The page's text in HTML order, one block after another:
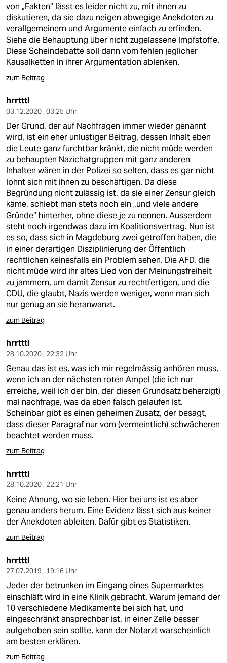
von „Fakten“ lässt es leider nicht zu, mit ihnen zu
diskutieren, da sie dazu neigen abwegige Anekdoten zu
verallgemeinern und Argumente einfach zu erfinden.
Siehe die Behauptung über nicht zugelassene Impfstoffe.
Diese Scheindebatte soll dann vom fehlen jeglicher
Kausalketten in ihrer Argumentation ablenken.
zum Beitrag
hrrtttl
03.12.2020 , 03:25 Uhr
Der Grund, der auf Nachfragen immer wieder genannt
wird, ist ein eher unlustiger Beitrag, dessen Inhalt eben
die Leute ganz furchtbar kränkt, die nicht müde werden
zu behaupten Nazichatgruppen mit ganz anderen
Inhalten wären in der Polizei so selten, dass es gar nicht
lohnt sich mit ihnen zu beschäftigen. Da diese
Begründung nicht zulässig ist, da sie einer Zensur gleich
käme, schiebt man stets noch ein „und viele andere
Gründe“ hinterher, ohne diese je zu nennen. Ausserdem
steht noch irgendwas dazu im Koalitionsvertrag. Nun ist
es so, dass sich in Magdeburg zwei getroffen haben, die
in einer derartigen Disziplinierung der Öffentlich
rechtlichen keinesfalls ein Problem sehen. Die AFD, die
nicht müde wird ihr altes Lied von der Meinungsfreiheit
zu jammern, um damit Zensur zu rechtfertigen, und die
CDU, die glaubt, Nazis werden weniger, wenn man sich
nur genug an sie heranwanzt.
zum Beitrag
hrrtttl
28.10.2020 , 22:32 Uhr
Genau das ist es, was ich mir regelmässig anhören muss,
wenn ich an der nächsten roten Ampel (die ich nur
erreiche, weil ich der bin, der diesen Grundsatz beherzigt)
mal nachfrage, was da eben falsch gelaufen ist.
Scheinbar gibt es einen geheimen Zusatz, der besagt,
dass dieser Paragraf nur vom (vermeintlich) schwächeren
beachtet werden muss.
zum Beitrag
hrrtttl
28.10.2020 , 22:21 Uhr
Keine Ahnung, wo sie leben. Hier bei uns ist es aber
genau anders herum. Eine Evidenz lässt sich aus keiner
der Anekdoten ableiten. Dafür gibt es Statistiken.
zum Beitrag
hrrtttl
27.07.2019 , 19:16 Uhr
Jeder der betrunken im Eingang eines Supermarktes
einschläft wird in eine Klinik gebracht. Warum jemand der
10 verschiedene Medikamente bei sich hat, und
eingeschränkt ansprechbar ist, in einer Zelle besser
aufgehoben sein sollte, kann der Notarzt warscheinlich
am besten erklären.
zum Beitrag